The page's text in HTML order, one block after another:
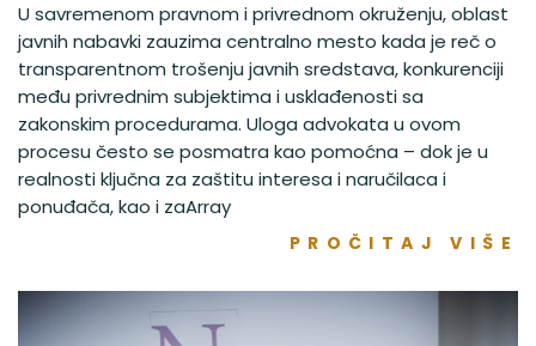
U savremenom pravnom i privrednom okruženju, oblast
javnih nabavki zauzima centralno mesto kada je reč o
transparentnom trošenju javnih sredstava, konkurenciji
među privrednim subjektima i usklađenosti sa
zakonskim procedurama. Uloga advokata u ovom
procesu često se posmatra kao pomoćna – dok je u
realnosti ključna za zaštitu interesa i naručilaca i
ponuđača, kao i zaArray
PROČITAJ VIŠE